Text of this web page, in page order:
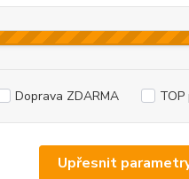
Upřesnit
Doprava ZDARMA